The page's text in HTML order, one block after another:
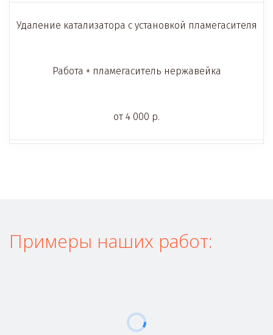
Удаление катализатора с установкой пламегасителя
Работа + пламегаситель нержавейка
от 4 000 р.
Примеры наших работ: